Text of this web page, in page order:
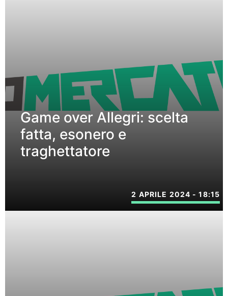
Game over Allegri: scelta
fatta, esonero e
traghettatore
2 APRILE 2024 - 18:15